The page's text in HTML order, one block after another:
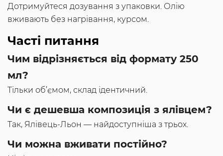
Дотримуйтеся дозування з упаковки. Олію
вживають без нагрівання, курсом.
Часті питання
Чим відрізняється від формату 250
мл?
Тільки об’ємом, склад ідентичний.
Чи є дешевша композиція з ялівцем?
Так, Ялівець-Льон — найдоступніша з трьох.
Чи можна вживати постійно?